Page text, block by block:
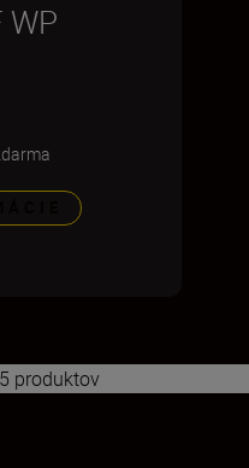
WP
produktov